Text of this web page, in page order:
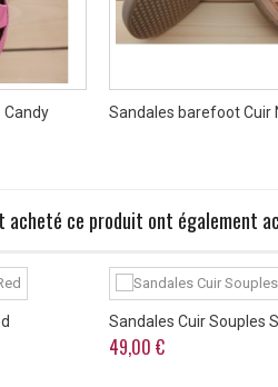
Candy Sandales barefoot Cuir
acheté ce produit ont également
Sandales Cuir Souples
49,00 €